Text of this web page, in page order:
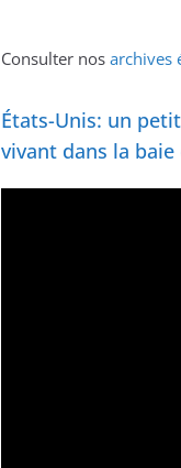
Consulter nos archives
États-Unis: un
vivant dans la baie